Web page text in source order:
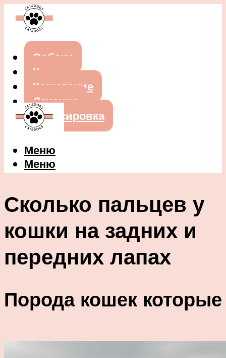
Собаки
Кошки
Кормление
Лечение
Дрессировка
Меню
Меню
Сколько пальцев у
кошки на задних и
передних лапах
Порода кошек которые